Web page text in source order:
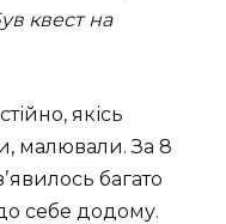
квест на
якісь
малювали. За 8
багато
себе додому.